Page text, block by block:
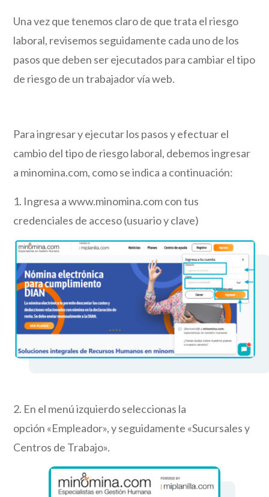
Una vez que tenemos claro de que trata el riesgo
laboral, revisemos seguidamente cada uno de los
pasos que deben ser ejecutados para cambiar el tipo
de riesgo de un trabajador vía web.
Para ingresar y ejecutar los pasos y efectuar el
cambio del tipo de riesgo laboral, debemos ingresar
a minomina.com, como se indica a continuación:
1. Ingresa a www.minomina.com con tus
credenciales de acceso (usuario y clave)
2. En el menú izquierdoseleccionas la
opción «Empleador», yseguidamente «Sucursales y
Centros de Trabajo».